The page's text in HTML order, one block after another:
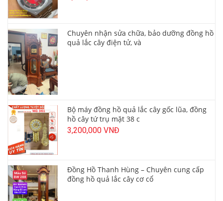
Chuyên nhận sửa chữa, bảo dưỡng đồng hồ
quả lắc cây điện tử, và
Bộ máy đồng hồ quả lắc cây gốc lũa, đồng
hồ cây tứ trụ mặt 38 c
3,200,000 VNĐ
Đồng Hồ Thanh Hùng – Chuyên cung cấp
đồng hồ quả lắc cây cơ cổ